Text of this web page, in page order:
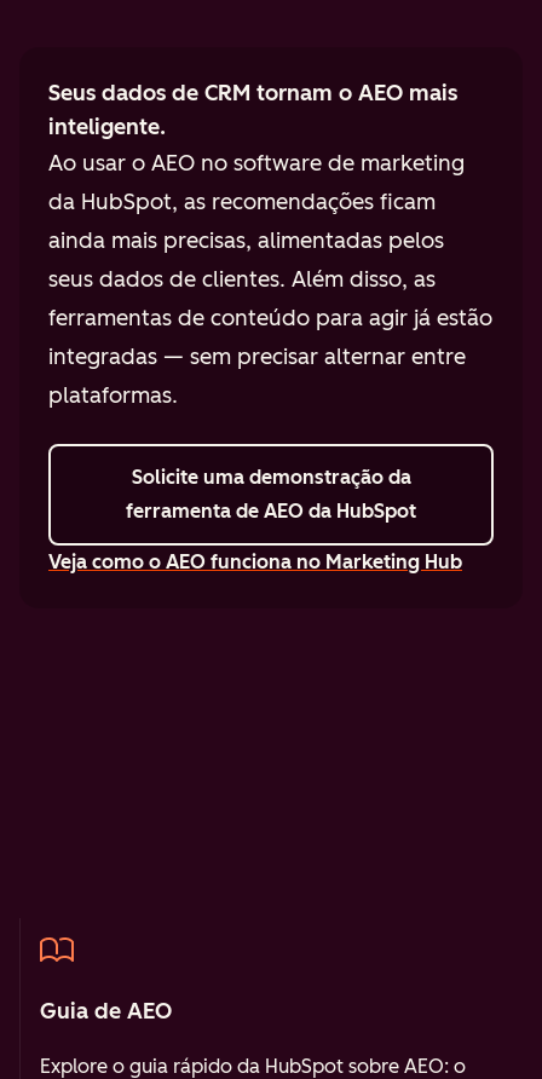
Seus dados de CRM tornam o AEO mais
inteligente.
Ao usar o AEO no software de marketing
da HubSpot, as recomendações ficam
ainda mais precisas, alimentadas pelos
seus dados de clientes. Além disso, as
ferramentas de conteúdo para agir já estão
integradas — sem precisar alternar entre
plataformas.
Solicite uma demonstração da
ferramenta de AEO da HubSpot
Veja como o AEO funciona no Marketing Hub
Guia de AEO
Explore o guia rápido da HubSpot sobre AEO: o